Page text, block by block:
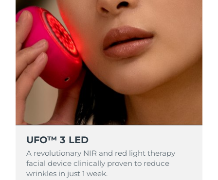
UFO™ 3 LED
A revolutionary NIR and red light therapy
facial device clinically proven to reduce
wrinkles in just 1 week.
Romania Consegna stimata
Russia Consegna stimata
Arabia Saudita Consegna stimata 8/10/26
Singapore Consegna stimata
Slovacchia Consegna stimata
Slovenia
Sudafrica Consegna stimata
Corea del Sud